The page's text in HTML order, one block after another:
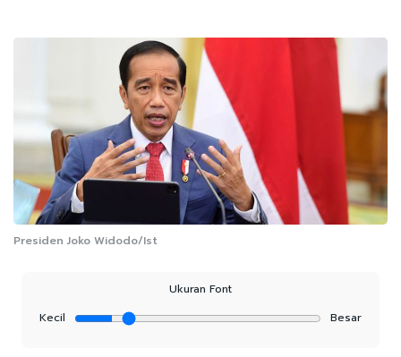
Presiden Joko Widodo/Ist
Ukuran Font
Kecil
Besar